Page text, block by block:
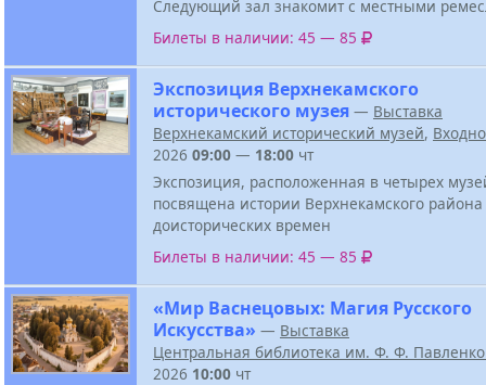
Следующий зал знакомит с местными
Билеты в наличии: 45 — 85
Экспозиция Верхнекамского
исторического музея — Выставка
Верхнекамский исторический музей,
2026 09:00 — 18:00 чт
Экспозиция, расположенная в четырех
посвящена истории Верхнекамского района
доисторических времен
Билеты в наличии: 45 — 85
«Мир Васнецовых: Магия Русского
Искусства» — Выставка
Центральная библиотека им. Ф. Ф.
2026 10:00 чт